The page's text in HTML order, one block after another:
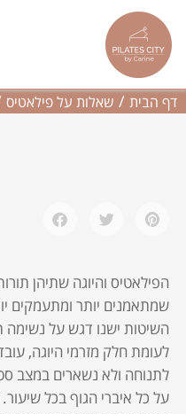
לתוכן
מה ההבדל בין פילאטיס
דף הבית / שאלות על פילאטיס
הפילאטיס והיוגה שתיהן
שמתאמנים יותר ומתעמקים
השיטות ישנו דגש על נשימה
לעומת חלק מזרמי היוגה,
לתנוחה ולא נשארים במצב
על כל איברי הגוף בכל